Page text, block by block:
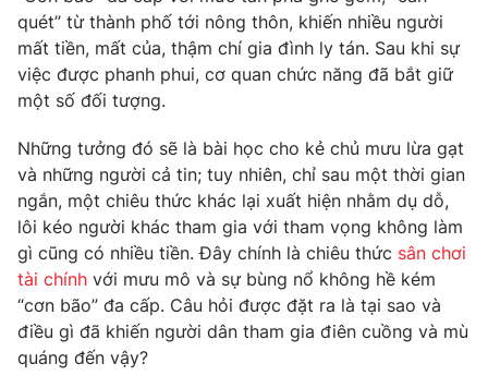
Thế giới đó đây
Câu chuyện quốc tế
Tài chính
Thị trường
Dữ liệu và đời sống
Phim VTV
Hậu trường
Nhân vật
Khán giả
Giải sao mai
Giải trí
Điện ảnh
Âm nhạc
Sao
Đời sống
Du lịch
Làm đẹp
Giáo dục
Tuyển sinh
Công nghệ
quét” từ thành phố tới nông thôn, khiến nhiều người
mất tiền, mất của, thậm chí gia đình ly tán. Sau khi sự
việc được phanh phui, cơ quan chức năng đã bắt giữ
một số đối tượng.
Những tưởng đó sẽ là bài học cho kẻ chủ mưu lừa gạt
và những người cả tin; tuy nhiên, chỉ sau một thời gian
ngắn, một chiêu thức khác lại xuất hiện nhằm dụ dỗ,
lôi kéo người khác tham gia với tham vọng không làm
gì cũng có nhiều tiền. Đây chính là chiêu thức sân chơi
tài chính với mưu mô và sự bùng nổ không hề kém
“cơn bão” đa cấp. Câu hỏi được đặt ra là tại sao và
điều gì đã khiến người dân tham gia điên cuồng và mù
quáng đến vậy?